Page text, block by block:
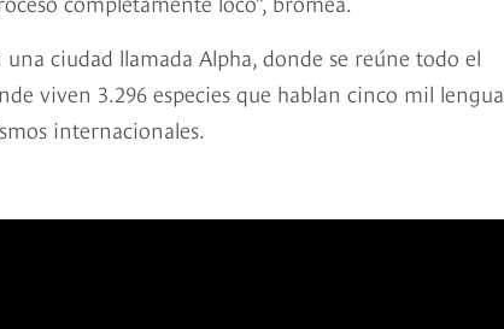
ciudad llamada Alpha, donde se reúne todo el
viven 3.296 especies que hablan cinco mil
internacionales.